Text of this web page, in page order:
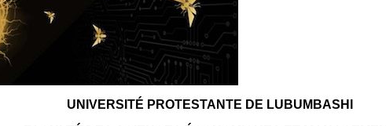
UNIVERSITÉ PROTESTANTE DE LUBUMBASHI